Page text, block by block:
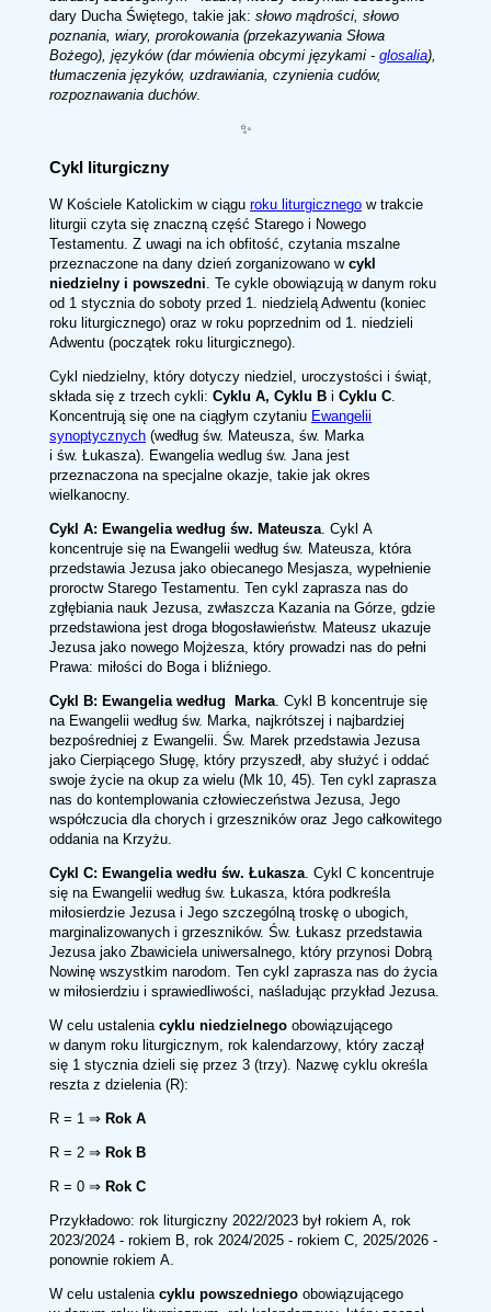
dary Ducha Świętego, takie jak: słowo mądrości, słowo
poznania, wiary, prorokowania (przekazywania Słowa
Bożego), języków (dar mówienia obcymi językami - glosalia),
tłumaczenia języków, uzdrawiania, czynienia cudów,
rozpoznawania duchów.
✨
Cykl liturgiczny
W Kościele Katolickim w ciągu roku liturgicznego w trakcie
liturgii czyta się znaczną część Starego i Nowego
Testamentu. Z uwagi na ich obfitość, czytania mszalne
przeznaczone na dany dzień zorganizowano w cykl
niedzielny i powszedni. Te cykle obowiązują w danym roku
od 1 stycznia do soboty przed 1. niedzielą Adwentu (koniec
roku liturgicznego) oraz w roku poprzednim od 1. niedzieli
Adwentu (początek roku liturgicznego).
Cykl niedzielny, który dotyczy niedziel, uroczystości i świąt,
składa się z trzech cykli: Cyklu A, Cyklu B i Cyklu C.
Koncentrują się one na ciągłym czytaniu Ewangelii
synoptycznych (według św. Mateusza, św. Marka
i św. Łukasza). Ewangelia wedlug św. Jana jest
przeznaczona na specjalne okazje, takie jak okres
wielkanocny.
Cykl A: Ewangelia według św. Mateusza. Cykl A
koncentruje się na Ewangelii według św. Mateusza, która
przedstawia Jezusa jako obiecanego Mesjasza, wypełnienie
proroctw Starego Testamentu. Ten cykl zaprasza nas do
zgłębiania nauk Jezusa, zwłaszcza Kazania na Górze, gdzie
przedstawiona jest droga błogosławieństw. Mateusz ukazuje
Jezusa jako nowego Mojżesza, który prowadzi nas do pełni
Prawa: miłości do Boga i bliźniego.
Cykl B: Ewangelia według Marka. Cykl B koncentruje się
na Ewangelii według św. Marka, najkrótszej i najbardziej
bezpośredniej z Ewangelii. Św. Marek przedstawia Jezusa
jako Cierpiącego Sługę, który przyszedł, aby służyć i oddać
swoje życie na okup za wielu (Mk 10, 45). Ten cykl zaprasza
nas do kontemplowania człowieczeństwa Jezusa, Jego
współczucia dla chorych i grzeszników oraz Jego całkowitego
oddania na Krzyżu.
Cykl C: Ewangelia wedłu św. Łukasza. Cykl C koncentruje
się na Ewangelii według św. Łukasza, która podkreśla
miłosierdzie Jezusa i Jego szczególną troskę o ubogich,
marginalizowanych i grzeszników. Św. Łukasz przedstawia
Jezusa jako Zbawiciela uniwersalnego, który przynosi Dobrą
Nowinę wszystkim narodom. Ten cykl zaprasza nas do życia
w miłosierdziu i sprawiedliwości, naśladując przykład Jezusa.
W celu ustalenia cyklu niedzielnego obowiązującego
w danym roku liturgicznym, rok kalendarzowy, który zaczął
się 1 stycznia dzieli się przez 3 (trzy). Nazwę cyklu określa
reszta z dzielenia (R):
R = 1 ⇒ Rok A
R = 2 ⇒ Rok B
R = 0 ⇒ Rok C
Przykładowo: rok liturgiczny 2022/2023 był rokiem A, rok
2023/2024 - rokiem B, rok 2024/2025 - rokiem C, 2025/2026 -
ponownie rokiem A.
W celu ustalenia cyklu powszedniego obowiązującego